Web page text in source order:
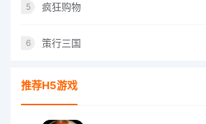
5 疯狂购物
6 策行三国
推荐H5游戏